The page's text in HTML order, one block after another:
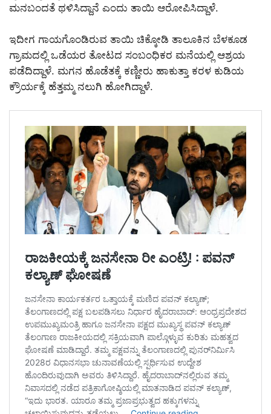
ಮನಬಂದತೆ ಥಳಿಸಿದ್ದಾನೆ ಎಂದು ತಾಯಿ ಆರೋಪಿಸಿದ್ದಾಳೆ.
ಇದೀಗ ಗಾಯಗೊಂಡಿರುವ ತಾಯಿ ಚಿಕ್ಕೋಡಿ ತಾಲೂಕಿನ ಬೆಳಕೂಡ
ಗ್ರಾಮದಲ್ಲಿ ಒಡೆಯರ ತೋಟದ ಸಂಬಂಧಿಕರ ಮನೆಯಲ್ಲಿ ಆಶ್ರಯ
ಪಡೆದಿದ್ದಾಳೆ. ಮಗನ ಹೊಡೆತಕ್ಕೆ ಕಣ್ಣೀರು ಹಾಕುತ್ತಾ ಕರಳ ಕುಡಿಯ
ಕ್ರೌರ್ಯಕ್ಕೆ ಹೆತ್ತಮ್ಮ ನಲುಗಿ ಹೋಗಿದ್ದಾಳೆ.